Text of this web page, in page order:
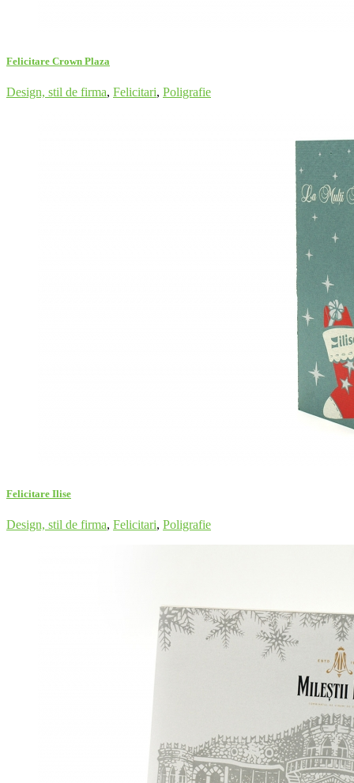
Felicitare Crown Plaza
Design, stil de firma, Felicitari, Poligrafie
Felicitare Ilise
Design, stil de firma, Felicitari, Poligrafie